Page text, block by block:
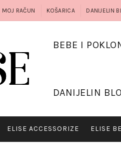
MOJ RAČUN KOŠARICA DANIJELIN
BEBE I
DANIJELIN
ELISE ACCESSORIZE ELISE